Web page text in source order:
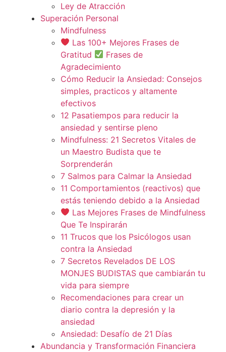
Ley de Atracción
Superación Personal
Mindfulness
Las 100+ Mejores Frases de
Gratitud
Frases de
Agradecimiento
Cómo Reducir la Ansiedad: Consejos
simples, practicos y altamente
efectivos
12 Pasatiempos para reducir la
ansiedad y sentirse pleno
Mindfulness: 21 Secretos Vitales de
un Maestro Budista que te
Sorprenderán
7 Salmos para Calmar la Ansiedad
11 Comportamientos (reactivos) que
estás teniendo debido a la Ansiedad
Las Mejores Frases de Mindfulness
Que Te Inspirarán
11 Trucos que los Psicólogos usan
contra la Ansiedad
7 Secretos Revelados DE LOS
MONJES BUDISTAS que cambiarán tu
vida para siempre
Recomendaciones para crear un
diario contra la depresión y la
ansiedad
Ansiedad: Desafío de 21 Días
Abundancia y Transformación Financiera